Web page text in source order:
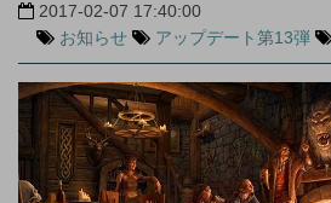
2017-02-07 17:40:00
お知らせ
アップデート第13弾